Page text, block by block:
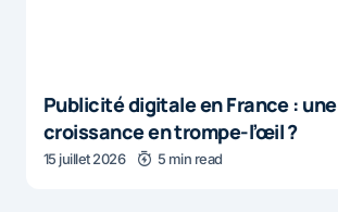
Publicité digitale en France : une
croissance en trompe-l’œil ?
15 juillet 2026 5 min read